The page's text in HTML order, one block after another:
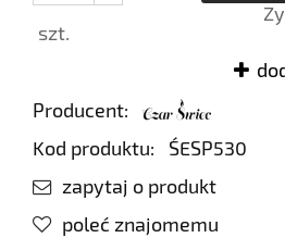
szt.
Producent:
Kod produktu:
ŚESP530
zapytaj o produkt
poleć znajomemu